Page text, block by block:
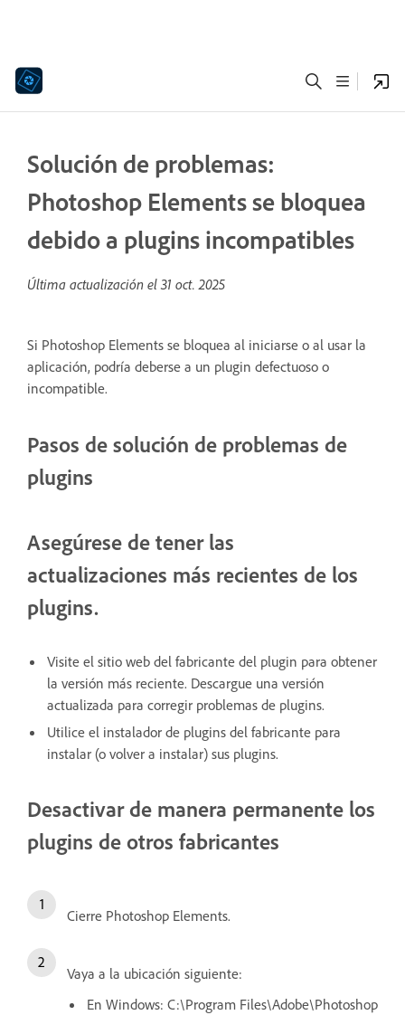
Solución de problemas:
Photoshop Elements se bloquea
debido a plugins incompatibles
Última actualización el 31 oct. 2025
Si Photoshop Elements se bloquea al iniciarse o al usar la
aplicación, podría deberse a un plugin defectuoso o
incompatible.
Pasos de solución de problemas de
plugins
Asegúrese de tener las
actualizaciones más recientes de los
plugins.
Visite el sitio web del fabricante del plugin para obtener
la versión más reciente. Descargue una versión
actualizada para corregir problemas de plugins.
Utilice el instalador de plugins del fabricante para
instalar (o volver a instalar) sus plugins.
Desactivar de manera permanente los
plugins de otros fabricantes
Cierre Photoshop Elements.
Vaya a la ubicación siguiente:
En Windows: C:\Program Files\Adobe\Photoshop